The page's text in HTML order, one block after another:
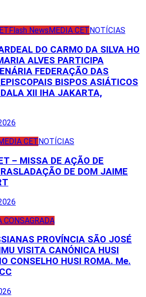
Flash NewsMEDIA CETNOTÍCIAS
DO CARMO DA SILVA HO
ALVES PARTICIPA
FEDERAÇÃO DAS
BISPOS ASIÁTICOS
XII IHA JAKARTA,
CET NOTÍCIAS
– MISSA DE AÇÃO DE
DE DOM JAIME
CONSAGRADA
PROVÍNCIA SÃO JOSÉ
VISITA CANÓNICA HUSI
CONSELHO HUSI ROMA. Me.